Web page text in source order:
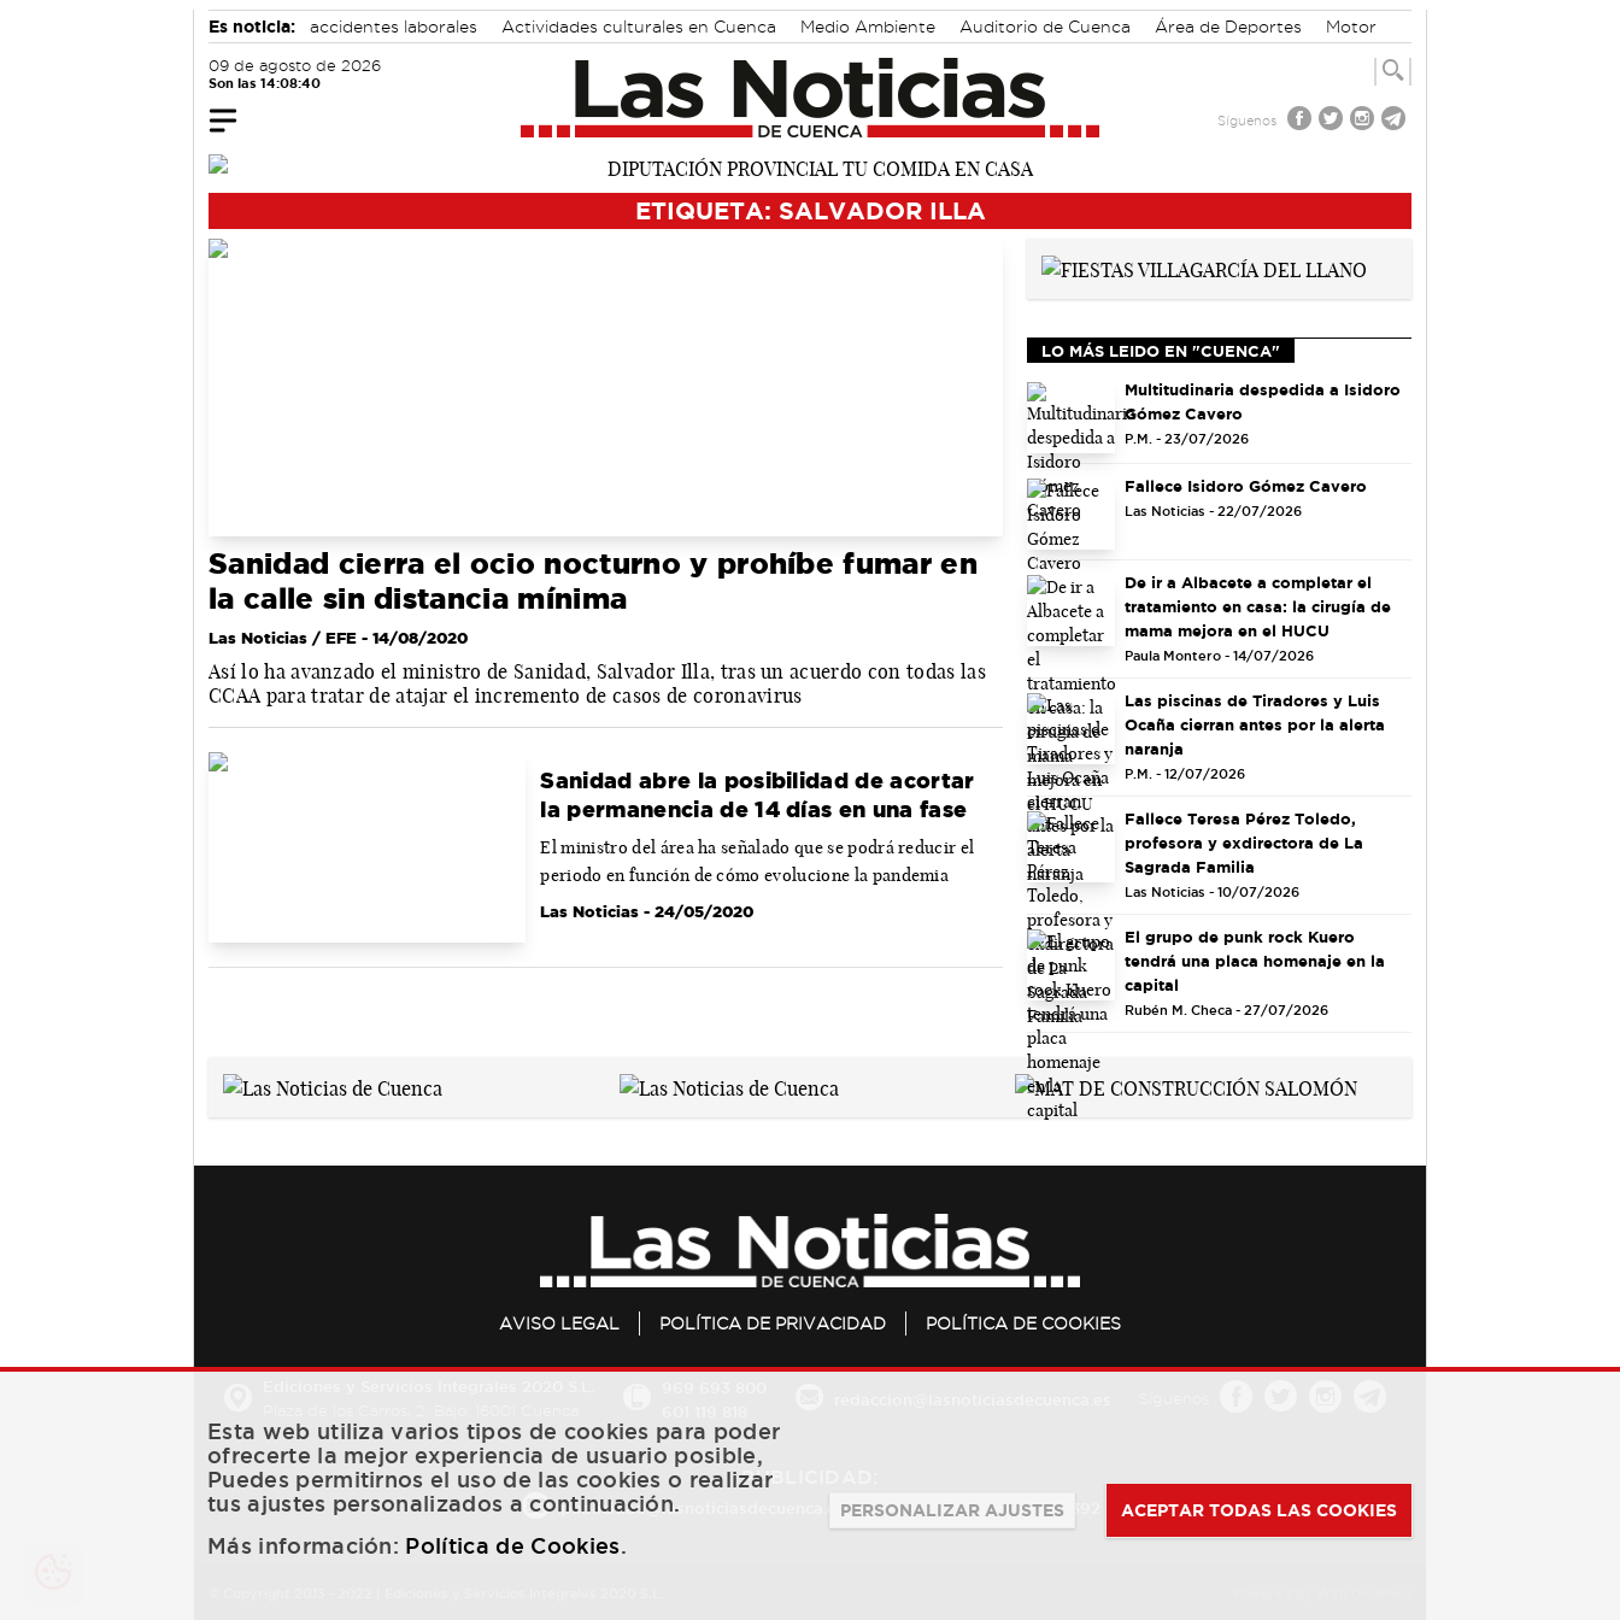
Es noticia: accidentes laborales Actividades culturales en Cuenca Medio Ambiente Auditorio de Cuenca Área de Deportes
Motor
09 de agosto de 2026
Son las 14:08:40
Síguenos
ETIQUETA: SALVADOR ILLA
Sanidad cierra el ocio nocturno y prohíbe fumar en
la calle sin distancia mínima
Las Noticias / EFE - 14/08/2020
Así lo ha avanzado el ministro de Sanidad, Salvador Illa, tras un acuerdo con todas las
CCAA para tratar de atajar el incremento de casos de coronavirus
Sanidad abre la posibilidad de acortar
la permanencia de 14 días en una fase
El ministro del área ha señalado que se podrá reducir el
periodo en función de cómo evolucione la pandemia
Las Noticias - 24/05/2020
LO MÁS LEIDO EN "CUENCA"
Multitudinaria despedida a Isidoro
Gómez Cavero
P.M. - 23/07/2026
Fallece Isidoro Gómez Cavero
Las Noticias - 22/07/2026
De ir a Albacete a completar el
tratamiento en casa: la cirugía de
mama mejora en el HUCU
Paula Montero - 14/07/2026
Las piscinas de Tiradores y Luis
Ocaña cierran antes por la alerta
naranja
P.M. - 12/07/2026
Fallece Teresa Pérez Toledo,
profesora y exdirectora de La
Sagrada Familia
Las Noticias - 10/07/2026
El grupo de punk rock Kuero
tendrá una placa homenaje en la
capital
Rubén M. Checa - 27/07/2026
AVISO LEGAL POLÍTICA DE PRIVACIDAD POLÍTICA DE COOKIES
PUBLICIDAD:
publicidad@lasnoticiasdecuenca.es 684 126 573 / 670 726 392
Esta web utiliza varios tipos de cookies para poder
ofrecerte la mejor experiencia de usuario posible,
Puedes permitirnos el uso de las cookies o realizar
tus ajustes personalizados a continuación.
Más información: Política de Cookies.
PERSONALIZAR AJUSTES ACEPTAR TODAS LAS COOKIES